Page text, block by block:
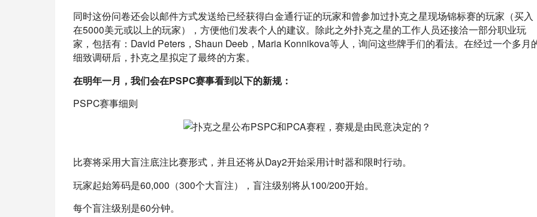
同时这份问卷还会以邮件方式发送给已经获得白金通行证的玩家和曾参加过扑克之星现场锦标赛的玩家（买入
在5000美元或以上的玩家），方便他们发表个人的建议。除此之外扑克之星的工作人员还接洽一部分职业玩
家，包括有：David Peters，Shaun Deeb，Maria Konnikova等人，询问这些牌手们的看法。在经过一个多月
细致调研后，扑克之星拟定了最终的方案。
在明年一月，我们会在PSPC赛事看到以下的新规：
PSPC赛事细则
比赛将采用大盲注底注比赛形式，并且还将从Day2开始采用计时器和限时行动。
玩家起始筹码是60,000（300个大盲注），盲注级别将从100/200开始。
每个盲注级别是60分钟。